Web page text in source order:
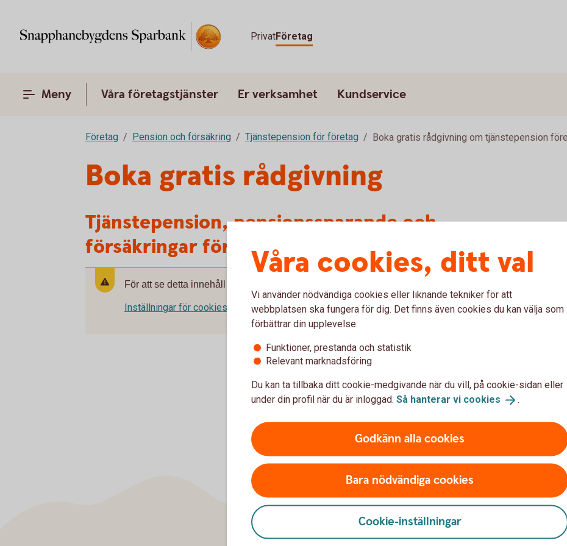
PrivatFöretag
Meny Våra företagstjänster Er verksamhet Kundservice
Företag Pension och försäkring Tjänstepension för företag Boka gratis rådgivning om tjänstepension
Boka gratis rådgivning
Tjänstepension, pensionssparande och
försäkringar för företag
För att se detta innehåll behöver du först godkänna cookies för Funktioner, prestanda och statistik.
Inställningar för cookies
Våra cookies, ditt val
Vi använder nödvändiga cookies eller liknande tekniker för att
webbplatsen ska fungera för dig. Det finns även cookies du kan välja som
förbättrar din upplevelse:
Funktioner, prestanda och statistik
Relevant marknadsföring
Du kan ta tillbaka ditt cookie-medgivande när du vill, på cookie-sidan eller
under din profil när du är inloggad. Så hanterar vi cookies .
Godkänn alla cookies
Bara nödvändiga cookies
Cookie-inställningar